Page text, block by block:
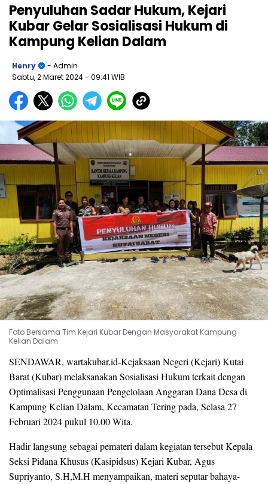
Penyuluhan Sadar Hukum, Kejari
Kubar Gelar Sosialisasi Hukum di
Kampung Kelian Dalam
Henry
- Admin
Sabtu, 2 Maret 2024- 09:41 WIB
Foto Bersama Tim Kejari Kubar Dengan Masyarakat Kampung
Kelian Dalam
SENDAWAR, wartakubar.id-Kejaksaan Negeri (Kejari) Kutai
Barat (Kubar) melaksanakan Sosialisasi Hukum terkait dengan
Optimalisasi Penggunaan Pengelolaan Anggaran Dana Desa di
Kampung Kelian Dalam, Kecamatan Tering pada, Selasa 27
Februari 2024 pukul 10.00 Wita.
Hadir langsung sebagai pemateri dalam kegiatan tersebut Kepala
Seksi Pidana Khusus (Kasipidsus) Kejari Kubar, Agus
Supriyanto, S.H,M.H menyampaikan, materi seputar bahaya-